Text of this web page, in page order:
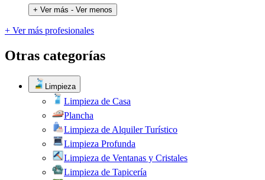
+ Ver más - Ver menos
+ Ver más profesionales
Otras categorías
Limpieza
Limpieza de Casa
Plancha
Limpieza de Alquiler Turístico
Limpieza Profunda
Limpieza de Ventanas y Cristales
Limpieza de Tapicería